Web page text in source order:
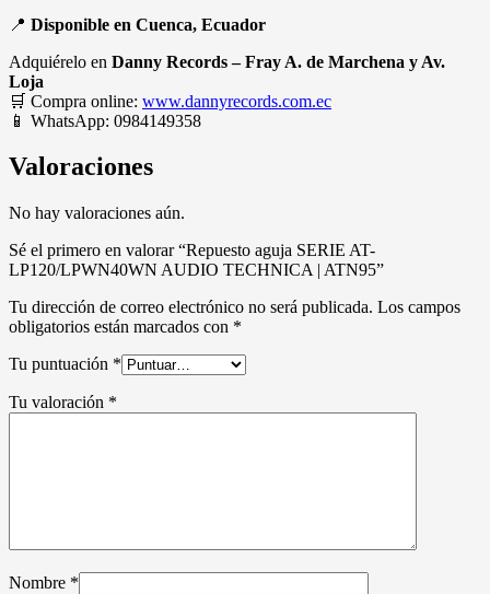
📍 Disponible en Cuenca, Ecuador
Adquiérelo en Danny Records – Fray A. de Marchena y Av.
Loja
🛒 Compra online: www.dannyrecords.com.ec
📱 WhatsApp: 0984149358
Valoraciones
No hay valoraciones aún.
Sé el primero en valorar “Repuesto aguja SERIE AT-
LP120/LPWN40WN AUDIO TECHNICA | ATN95”
Tu dirección de correo electrónico no será publicada. Los campos
obligatorios están marcados con *
Tu puntuación *
Tu valoración *
Nombre *